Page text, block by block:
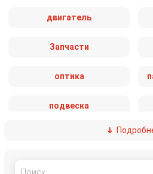
двигатель
Запчасти
оптика
подвеска